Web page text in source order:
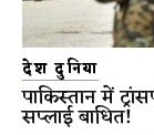
देश दुनिया
पाकिस्तान में
सप्लाई बाधित!